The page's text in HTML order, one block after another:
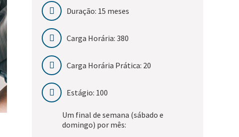
Duração: 15 meses
Carga Horária: 380
Carga Horária Prática: 20
Estágio: 100
Um final de semana (sábado e
domingo) por mês: